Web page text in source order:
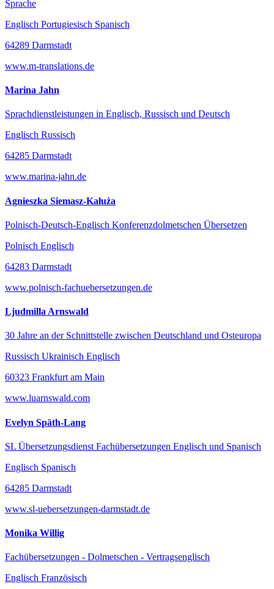
Sprache
Englisch Portugiesisch Spanisch
64289 Darmstadt
www.m-translations.de
Marina Jahn
Sprachdienstleistungen in Englisch, Russisch und Deutsch
Englisch Russisch
64285 Darmstadt
www.marina-jahn.de
Agnieszka Siemasz-Kałuża
Polnisch-Deutsch-Englisch Konferenzdolmetschen Übersetzen
Polnisch Englisch
64283 Darmstadt
www.polnisch-fachuebersetzungen.de
Ljudmilla Arnswald
30 Jahre an der Schnittstelle zwischen Deutschland und Osteuropa
Russisch Ukrainisch Englisch
60323 Frankfurt am Main
www.luarnswald.com
Evelyn Späth-Lang
SL Übersetzungsdienst Fachübersetzungen Englisch und Spanisch
Englisch Spanisch
64285 Darmstadt
www.sl-uebersetzungen-darmstadt.de
Monika Willig
Fachübersetzungen - Dolmetschen - Vertragsenglisch
Englisch Französisch